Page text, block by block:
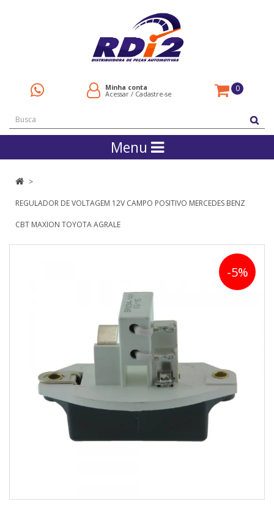
Minha conta
Acessar / Cadastre-se
0
Menu
REGULADOR DE VOLTAGEM 12V CAMPO POSITIVO MERCEDES BENZ
CBT MAXION TOYOTA AGRALE
-5%